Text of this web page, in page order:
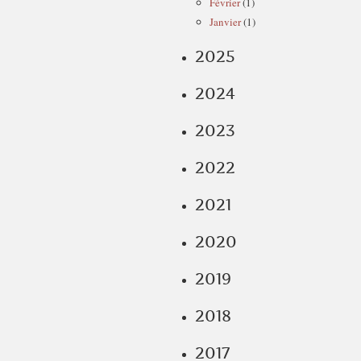
Janvier(1)
2025
2024
2023
2022
2021
2020
2019
2018
2017